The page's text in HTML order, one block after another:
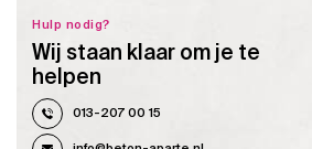
Hulp nodig?
Wij staan klaar om je te
helpen
013-207 00 15